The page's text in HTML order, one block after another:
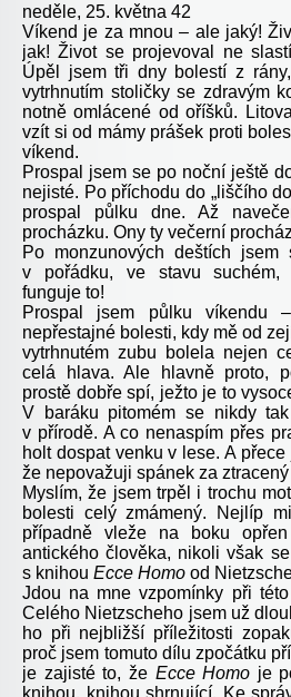
neděle, 25. května 42
Víkend je za mnou – ale jaký!
jak! Život se projevoval ne
Úpěl jsem tři dny bolestí z
vytrhnutím stoličky se zdravým
notně omlácené od oříšků.
vzít si od mámy prášek proti
víkend.
Prospal jsem se po noční ještě
nejisté. Po příchodu do „liščího
prospal půlku dne. Až
procházku. Ony ty večerní
Po monzunových deštích
v pořádku, ve stavu suchém,
funguje to!
Prospal jsem půlku víkendu
nepřestajné bolesti, kdy mě od
vytrhnutém zubu bolela nejen
celá hlava. Ale hlavně proto,
prostě dobře spí, ježto je to
V baráku pitomém se nikdy
v přírodě. A co nenaspím přes
holt dospat venku v lese. A
že nepovažuji spánek za ztracený
Myslím, že jsem trpěl i trochu
bolesti celý zmámený. Nejlíp
případně vleže na boku
antického člověka, nikoli však
s knihou Ecce Homo od
Jdou na mne vzpomínky při
Celého Nietzscheho jsem už
ho při nejbližší příležitosti
proč jsem tomuto dílu zpočátku
je zajisté to, že Ecce Homo je
knihou, knihou shrnující. Ke